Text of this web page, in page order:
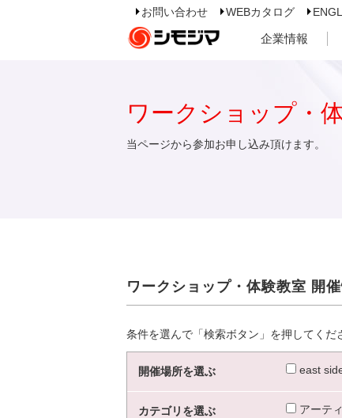
お問い合わせ WEBカタログ
企業情報
ワークショップ・
当ページから参加お申し込み頂けます。
ワークショップ・体験教室 開
条件を選んで「検索ボタン」を押してくだ
開催場所を選ぶ east
カテゴリを選ぶ アーテ